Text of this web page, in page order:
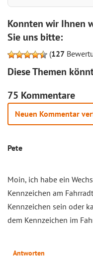
Konnten wir Ihnen
Sie uns bitte:
(127
Diese Themen
75 Kommentare
Neuen Kommentar
Pete
Moin, ich habe ein
Kennzeichen am
Kennzeichen sein oder
dem Kennzeichen im
Antworten